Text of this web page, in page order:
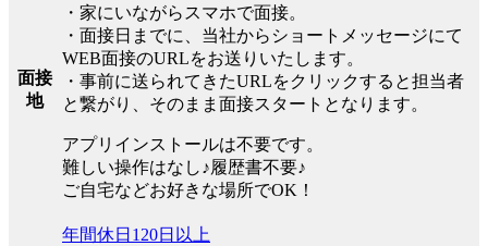
面接
地
・家にいながらスマホで面接。
・面接日までに、当社からショートメッセージにて
WEB面接のURLをお送りいたします。
・事前に送られてきたURLをクリックすると担当者
と繋がり、そのまま面接スタートとなります。
アプリインストールは不要です。
難しい操作はなし♪履歴書不要♪
ご自宅などお好きな場所でOK！
年間休日120日以上